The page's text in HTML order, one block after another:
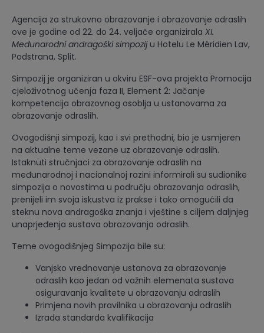
Agencija za strukovno obrazovanje i obrazovanje odraslih
ove je godine od 22. do 24. veljače organizirala XI.
Međunarodni andragoški simpoziju Hotelu Le Méridien Lav,
Podstrana, Split.
Simpozij je organiziran u okviru ESF-ova projekta Promocija
cjeloživotnog učenja faza II, Element 2: Jačanje
kompetencija obrazovnog osoblja u ustanovama za
obrazovanje odraslih.
Ovogodišnji simpozij, kao i svi prethodni, bio je usmjeren
na aktualne teme vezane uz obrazovanje odraslih.
Istaknuti stručnjaci za obrazovanje odraslih na
međunarodnoj i nacionalnoj razini informirali su sudionike
simpozija o novostima u području obrazovanja odraslih,
prenijeli im svoja iskustva iz prakse i tako omogućili da
steknu nova andragoška znanja i vještine s ciljem daljnjeg
unaprjeđenja sustava obrazovanja odraslih.
Teme ovogodišnjeg Simpozija bile su:
Vanjsko vrednovanje ustanova za obrazovanje
odraslih kao jedan od važnih elemenata sustava
osiguravanja kvalitete u obrazovanju odraslih
Primjena novih pravilnika u obrazovanju odraslih
Izrada standarda kvalifikacija